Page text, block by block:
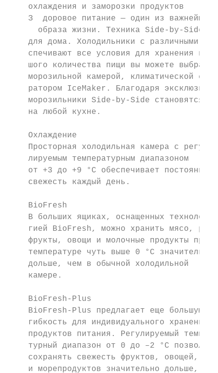
    охлаждения и заморозки продуктов
З  доровое питание — один из важнейших
образа жизни. Техника Side-by-Side
для дома. Холодильники с различными
спечивают все условия для хранения
шого количества пищи вы можете выбрать
морозильной камерой, климатической
ратором IceMaker. Благодаря
морозильники Side-by-Side становятся
    на любой кухне.
Охлаждение
Просторная холодильная камера с регу-
лируемым температурным диапазоном
от +3 до +9 °C обеспечивает
­свежесть каждый день.
BioFresh
В больших ящиках, оснащенных техноло-
гией BioFresh, можно хранить мясо,
фрукты, овощи и молочные продукты при
    температуре чуть выше 0 °C значительно
дольше, чем в обычной холодильной
камере.
BioFresh-Plus
BioFresh-Plus предлагает еще большую
гибкость для индивидуального хранения
продуктов питания. Регулируемый
турный диапазон от 0 до –2 °C
сохранять свежесть фруктов, овощей,
    и морепродуктов значительно дольше, чем